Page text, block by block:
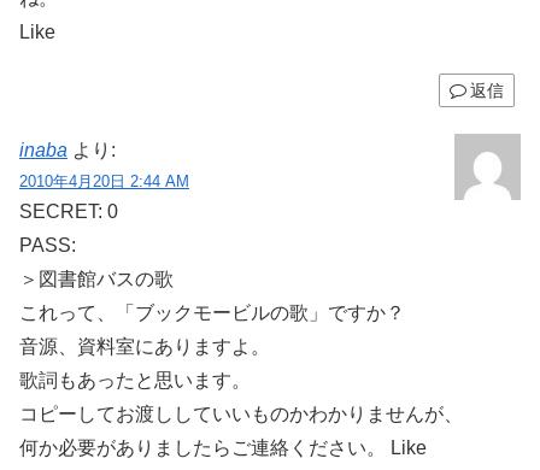
Like
返信
inaba より:
2010年4月20日 2:44 AM
SECRET: 0
PASS:
＞図書館バスの歌
これって、「ブックモービルの歌」ですか？
音源、資料室にありますよ。
歌詞もあったと思います。
コピーしてお渡ししていいものかわかりませんが、
何か必要がありましたらご連絡ください。 Like